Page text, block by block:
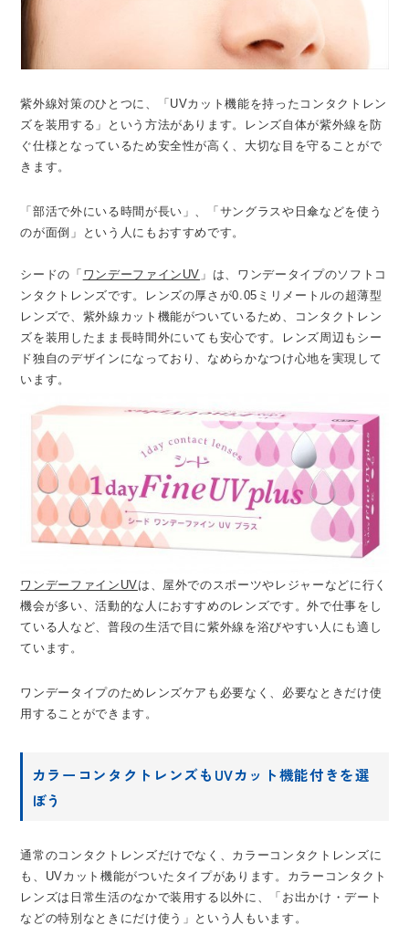
紫外線対策のひとつに、「UVカット機能を持ったコンタクトレン
ズを装用する」という方法があります。レンズ自体が紫外線を防
ぐ仕様となっているため安全性が高く、大切な目を守ることがで
きます。
「部活で外にいる時間が長い」、「サングラスや日傘などを使う
のが面倒」という人にもおすすめです。
シードの「 ワンデーファインUV 」は、ワンデータイプのソフトコ
ンタクトレンズです。レンズの厚さが0.05ミリメートルの超薄型
レンズで、紫外線カット機能がついているため、コンタクトレン
ズを装用したまま長時間外にいても安心です。レンズ周辺もシー
ド独自のデザインになっており、なめらかなつけ心地を実現して
います。
ワンデーファインUVは、屋外でのスポーツやレジャーなどに行く
機会が多い、活動的な人におすすめのレンズです。外で仕事をし
ている人など、普段の生活で目に紫外線を浴びやすい人にも適し
ています。
ワンデータイプのためレンズケアも必要なく、必要なときだけ使
用することができます。
カラーコンタクトレンズもUVカット機能付きを選
ぼう
通常のコンタクトレンズだけでなく、カラーコンタクトレンズに
も、UVカット機能がついたタイプがあります。カラーコンタクト
レンズは日常生活のなかで装用する以外に、「お出かけ・デート
などの特別なときにだけ使う」という人もいます。